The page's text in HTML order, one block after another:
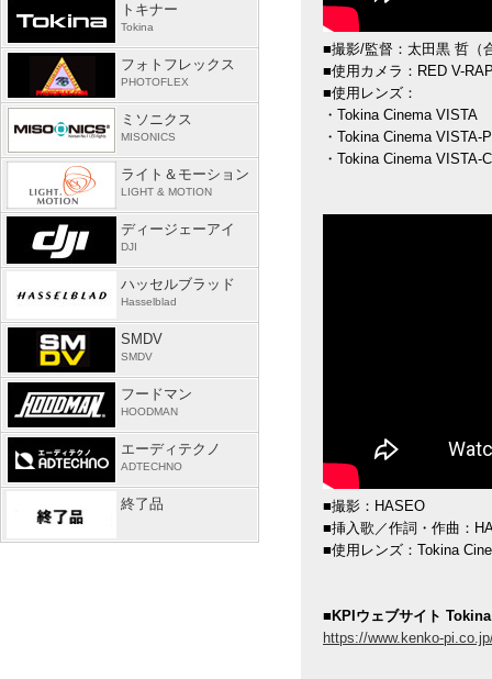
■撮影/監督：太田黒 哲（
■使用カメラ：RED V-
■使用レンズ：
・Tokina Cinema
・Tokina Cinema
・Tokina Cinema
■撮影：HASEO
■挿入歌／作詞・作曲：
■使用レンズ：Tokina
■KPIウェブサイト
https://www.kenko-
トキナー
Tokina
フォトフレックス
PHOTOFLEX
ミソニクス
MISONICS
ライト＆モーション
LIGHT & MOTION
ディージェーアイ
DJI
ハッセルブラッド
Hasselblad
SMDV
SMDV
フードマン
HOODMAN
エーディテクノ
ADTECHNO
終了品